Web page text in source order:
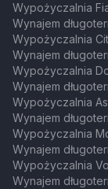
Wypożyczalnia
Wynajem
Wypożyczalnia
Wynajem
Wypożyczalnia
Wynajem
Wypożyczalnia
Wynajem
Wypożyczalnia
Wynajem
Wypożyczalnia
Wynajem